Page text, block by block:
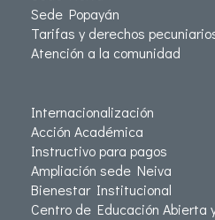
Sede Popayán
Tarifas y derechos
Atención a la comunidad
Internacionalización
Acción Académica
Instructivo para pagos
Ampliación sede Neiva
Bienestar Institucional
Centro de Educación Abierta